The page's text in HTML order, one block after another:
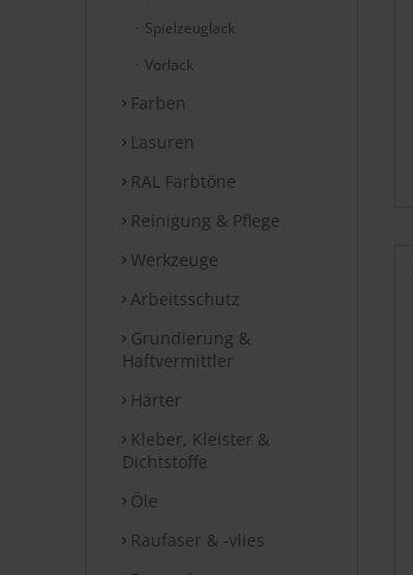
Spielzeuglack
Vorlack
Farben
Lasuren
RAL Farbtöne
Reinigung & Pflege
Werkzeuge
Arbeitsschutz
Grundierung &
Haftvermittler
Härter
Kleber, Kleister &
Dichtstoffe
Öle
Raufaser & -vlies